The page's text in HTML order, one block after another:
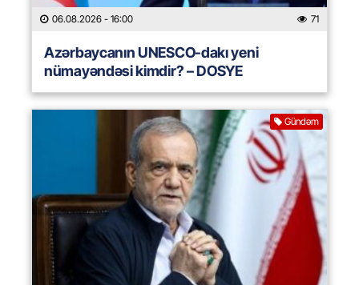
06.08.2026 - 16:00 71
Azərbaycanın UNESCO-dakı yeni
nümayəndəsi kimdir? – DOSYE
Gündəm